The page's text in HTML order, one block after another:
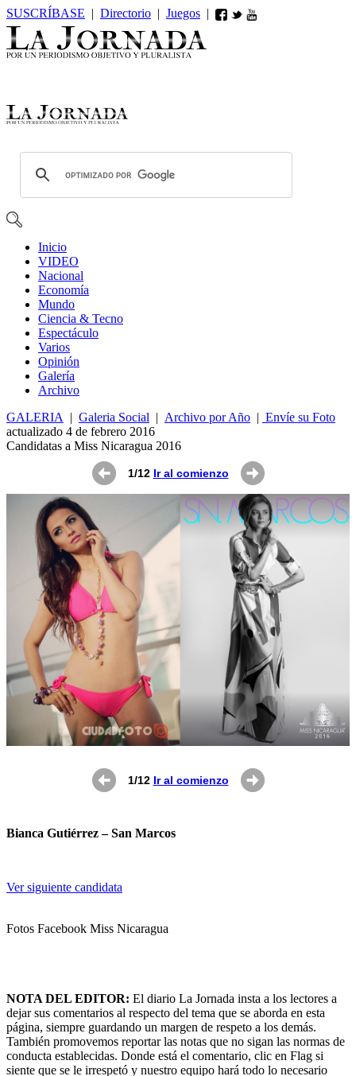
SUSCRÍBASE | Directorio | Juegos |
Inicio
VIDEO
Nacional
Economía
Mundo
Ciencia & Tecno
Espectáculo
Varios
Opinión
Galería
Archivo
GALERIA
| Galeria Social | Archivo por Año | Envíe su Foto
actualizado 4 de febrero 2016
Candidatas a Miss Nicaragua 2016
1/12 Ir al comienzo
1/12 Ir al comienzo
Bianca Gutiérrez – San Marcos
Ver siguiente candidata
Fotos Facebook Miss Nicaragua
NOTA DEL EDITOR: El diario La Jornada insta a los lectores a
dejar sus comentarios al respecto del tema que se aborda en esta
página, siempre guardando un margen de respeto a los demás.
También promovemos reportar las notas que no sigan las normas de
conducta establecidas. Donde está el comentario, clic en Flag si
siente que se le irrespetó y nuestro equipo hará todo lo necesario